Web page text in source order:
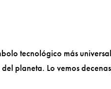
tecnológico más
planeta. Lo vemos